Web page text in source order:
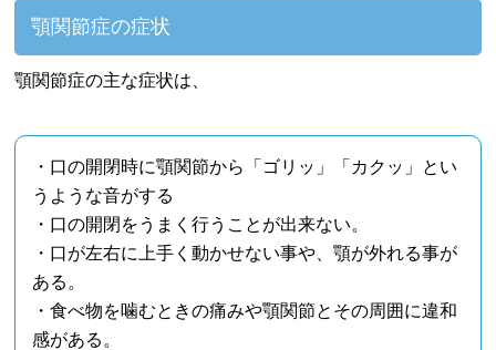
顎関節症の症状
顎関節症の主な症状は、
・口の開閉時に顎関節から「ゴリッ」「カクッ」とい
うような音がする
・口の開閉をうまく行うことが出来ない。
・口が左右に上手く動かせない事や、顎が外れる事が
ある。
・食べ物を噛むときの痛みや顎関節とその周囲に違和
感がある。